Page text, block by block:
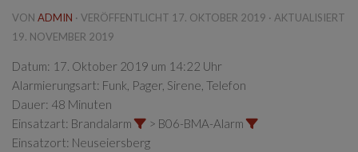
VON ADMIN · VERÖFFENTLICHT 17. OKTOBER 2019 · AKTUALISIERT
19. NOVEMBER 2019
Datum: 17. Oktober 2019 um 14:22 Uhr
Alarmierungsart: Funk, Pager, Sirene, Telefon
Dauer: 48 Minuten
Einsatzart: Brandalarm
> B06-BMA-Alarm
Einsatzort: Neuseiersberg